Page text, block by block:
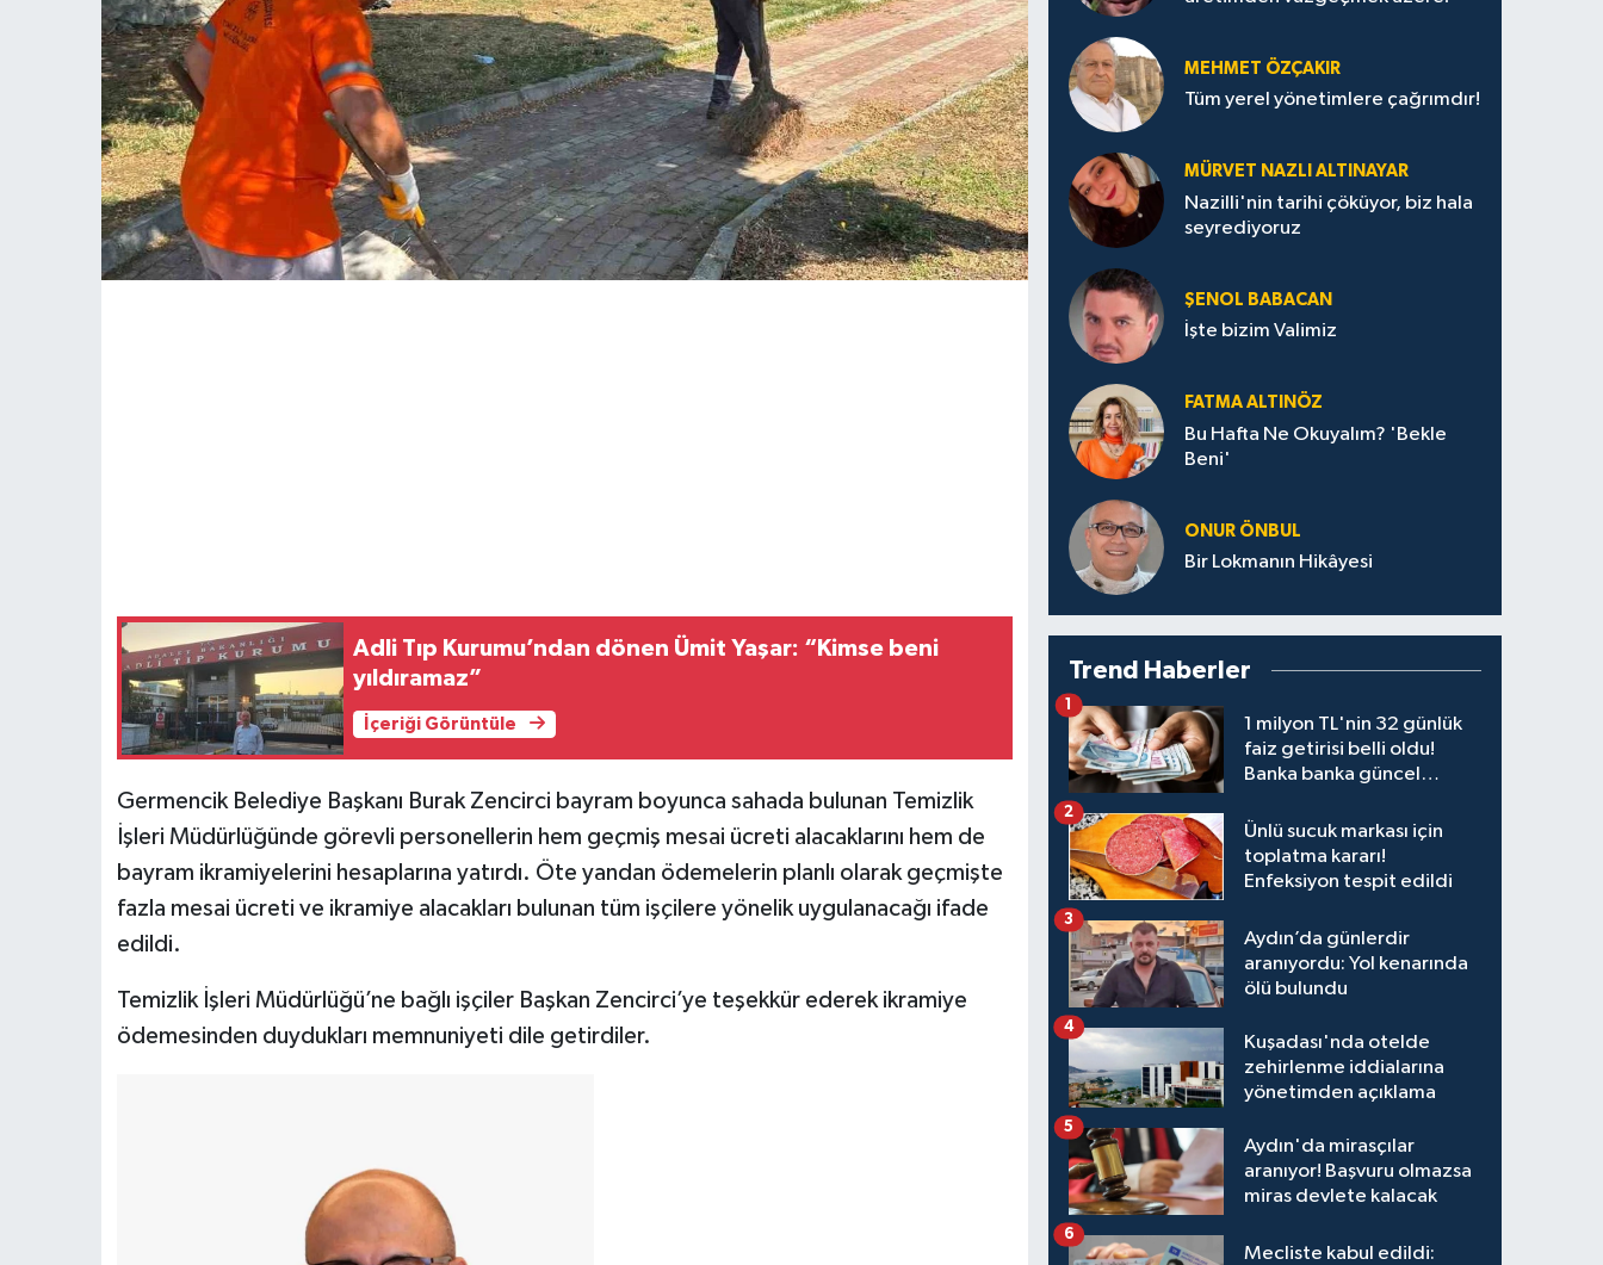
Adli Tıp Kurumu’ndan dönen Ümit Yaşar: “Kimse beni
yıldıramaz”
İçeriği Görüntüle
Germencik Belediye Başkanı Burak Zencirci bayram boyunca sahada bulunan Temizlik
İşleri Müdürlüğünde görevli personellerin hem geçmiş mesai ücreti alacaklarını hem de
bayram ikramiyelerini hesaplarına yatırdı. Öte yandan ödemelerin planlı olarak geçmişte
fazla mesai ücreti ve ikramiye alacakları bulunan tüm işçilere yönelik uygulanacağı ifade
edildi.
Temizlik İşleri Müdürlüğü’ne bağlı işçiler Başkan Zencirci’ye teşekkür ederek ikramiye
ödemesinden duydukları memnuniyeti dile getirdiler.
MEHMET ÖZÇAKIR
Tüm yerel yönetimlere çağrımdır!
MÜRVET NAZLI ALTINAYAR
Nazilli'nin tarihi çöküyor, biz hala
seyrediyoruz
ŞENOL BABACAN
İşte bizim Valimiz
FATMA ALTINÖZ
Bu Hafta Ne Okuyalım? 'Bekle
Beni'
ONUR ÖNBUL
Bir Lokmanın Hikâyesi
Trend Haberler
1 milyon TL'nin 32 günlük
faiz getirisi belli oldu!
Banka banka güncel
1
Ünlü sucuk markası için
toplatma kararı!
Enfeksiyon tespit edildi
2
Aydın’da günlerdir
aranıyordu: Yol kenarında
ölü bulundu
3
Kuşadası'nda otelde
zehirlenme iddialarına
yönetimden açıklama
4
Aydın'da mirasçılar
aranıyor! Başvuru olmazsa
miras devlete kalacak
5
Mecliste kabul edildi:
6